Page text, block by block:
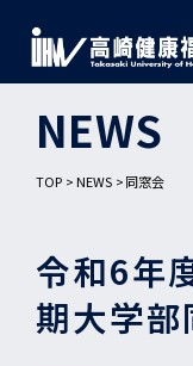
NEWS
TOP NEWS 同窓会
令和6年
期大学部